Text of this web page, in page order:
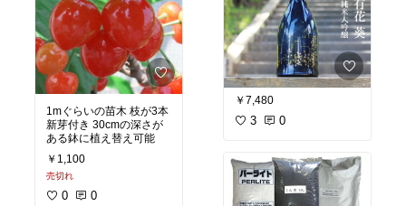
1mぐらいの苗木 枝が3本
新芽付き 30cmの深さが
ある鉢に植え替え可能
￥1,100
売切れ
0 0
￥7,480
3 0